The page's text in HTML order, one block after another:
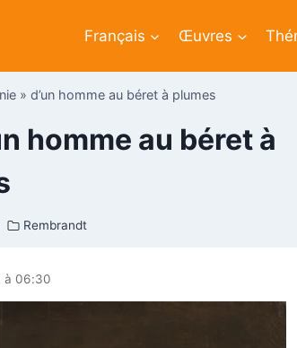
Français Œuvres
» d’un homme au béret à plumes
homme au béret à
Rembrandt
à 06:30